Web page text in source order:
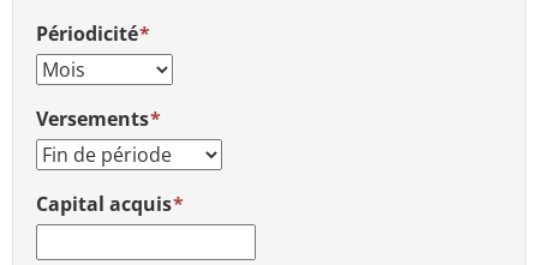
Périodicité
Versements
Capital acquis